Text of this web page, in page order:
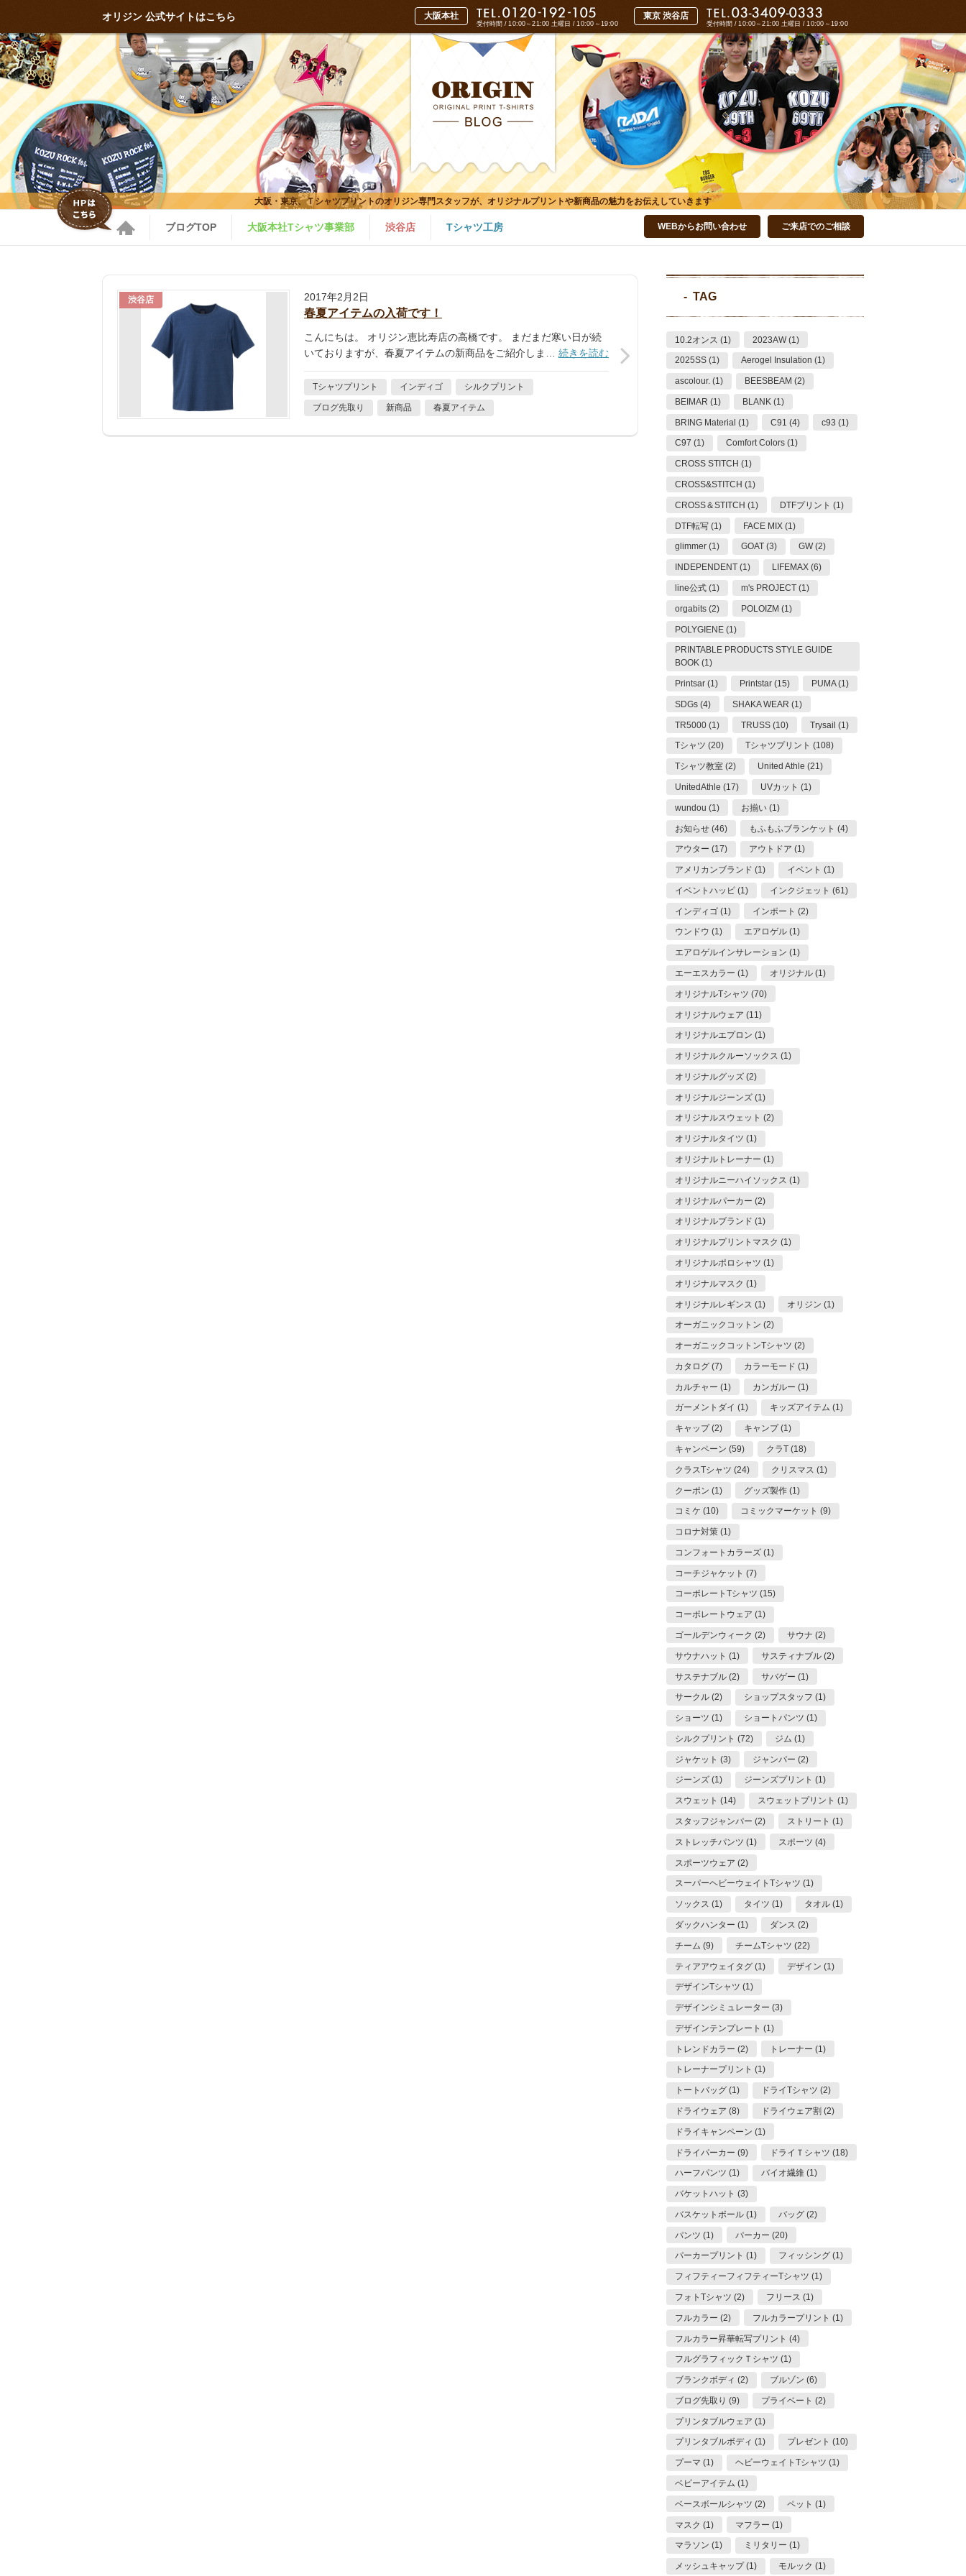
大阪・東京、Ｔシャツプリントのオリジン専門スタッフが、オリジナルプリントや新商品の魅力をお伝えしていきます
オリジン 公式サイトはこちら
受付時間 / 10:00～21:00 土曜日 / 10:00～19:00 受付時間 / 10:00～21:00 土曜日 / 10:00～19:00
ブログTOP 大阪本社Tシャツ事業部 渋谷店 Tシャツ工房 WEBからお問い合わせ ご来店でのご相談
2017年2月2日
春夏アイテムの入荷です！
渋谷店
こんにちは。 オリジン恵比寿店の高橋です。 まだまだ寒い日が続
いておりますが、春夏アイテムの新商品をご紹介しま… 続きを読む
Tシャツプリント インディゴ シルクプリント
ブログ先取り 新商品 春夏アイテム
TAG
10.2オンス (1) 2023AW (1)
2025SS (1) Aerogel Insulation (1)
ascolour. (1) BEESBEAM (2)
BEIMAR (1) BLANK (1)
BRING Material (1) C91 (4) c93 (1)
C97 (1) Comfort Colors (1)
CROSS STITCH (1)
CROSS&STITCH (1)
CROSS＆STITCH (1) DTFプリント (1)
DTF転写 (1) FACE MIX (1)
glimmer (1) GOAT (3) GW (2)
INDEPENDENT (1) LIFEMAX (6)
line公式 (1) m's PROJECT (1)
orgabits (2) POLOIZM (1)
POLYGIENE (1)
PRINTABLE PRODUCTS STYLE GUIDE
BOOK (1)
Printsar (1) Printstar (15) PUMA (1)
SDGs (4) SHAKA WEAR (1)
TR5000 (1) TRUSS (10) Trysail (1)
Tシャツ (20) Tシャツプリント (108)
Tシャツ教室 (2) United Athle (21)
UnitedAthle (17) UVカット (1)
wundou (1) お揃い (1)
お知らせ (46) もふもふブランケット (4)
アウター (17) アウトドア (1)
アメリカンブランド (1) イベント (1)
イベントハッピ (1) インクジェット (61)
インディゴ (1) インポート (2)
ウンドウ (1) エアロゲル (1)
エアロゲルインサレーション (1)
エーエスカラー (1) オリジナル (1)
オリジナルTシャツ (70)
オリジナルウェア (11)
オリジナルエプロン (1)
オリジナルクルーソックス (1)
オリジナルグッズ (2)
オリジナルジーンズ (1)
オリジナルスウェット (2)
オリジナルタイツ (1)
オリジナルトレーナー (1)
オリジナルニーハイソックス (1)
オリジナルパーカー (2)
オリジナルブランド (1)
オリジナルプリントマスク (1)
オリジナルポロシャツ (1)
オリジナルマスク (1)
オリジナルレギンス (1) オリジン (1)
オーガニックコットン (2)
オーガニックコットンTシャツ (2)
カタログ (7) カラーモード (1)
カルチャー (1) カンガルー (1)
ガーメントダイ (1) キッズアイテム (1)
キャップ (2) キャンプ (1)
キャンペーン (59) クラT (18)
クラスTシャツ (24) クリスマス (1)
クーポン (1) グッズ製作 (1)
コミケ (10) コミックマーケット (9)
コロナ対策 (1)
コンフォートカラーズ (1)
コーチジャケット (7)
コーポレートTシャツ (15)
コーポレートウェア (1)
ゴールデンウィーク (2) サウナ (2)
サウナハット (1) サスティナブル (2)
サステナブル (2) サバゲー (1)
サークル (2) ショップスタッフ (1)
ショーツ (1) ショートパンツ (1)
シルクプリント (72) ジム (1)
ジャケット (3) ジャンパー (2)
ジーンズ (1) ジーンズプリント (1)
スウェット (14) スウェットプリント (1)
スタッフジャンパー (2) ストリート (1)
ストレッチパンツ (1) スポーツ (4)
スポーツウェア (2)
スーパーヘビーウェイトTシャツ (1)
ソックス (1) タイツ (1) タオル (1)
ダックハンター (1) ダンス (2)
チーム (9) チームTシャツ (22)
ティアアウェイタグ (1) デザイン (1)
デザインTシャツ (1)
デザインシミュレーター (3)
デザインテンプレート (1)
トレンドカラー (2) トレーナー (1)
トレーナープリント (1)
トートバッグ (1) ドライTシャツ (2)
ドライウェア (8) ドライウェア割 (2)
ドライキャンペーン (1)
ドライパーカー (9) ドライＴシャツ (18)
ハーフパンツ (1) バイオ繊維 (1)
バケットハット (3)
バスケットボール (1) バッグ (2)
パンツ (1) パーカー (20)
パーカープリント (1) フィッシング (1)
フィフティーフィフティーTシャツ (1)
フォトTシャツ (2) フリース (1)
フルカラー (2) フルカラープリント (1)
フルカラー昇華転写プリント (4)
フルグラフィックＴシャツ (1)
ブランクボディ (2) ブルゾン (6)
ブログ先取り (9) プライベート (2)
プリンタブルウェア (1)
プリンタブルボディ (1) プレゼント (10)
プーマ (1) ヘビーウェイトTシャツ (1)
ベビーアイテム (1)
ベースボールシャツ (2) ペット (1)
マスク (1) マフラー (1)
マラソン (1) ミリタリー (1)
メッシュキャップ (1) モルック (1)